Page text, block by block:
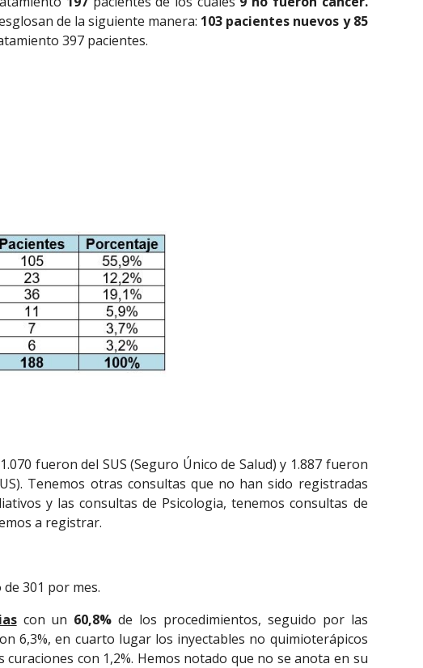
de la siguiente manera: 103 pacientes nuevos y 85
397 pacientes.
fueron del SUS (Seguro Único de Salud) y 1.887 fueron
Tenemos otras consultas que no han sido registradas
y las consultas de Psicologia, tenemos consultas de
a registrar.
301 por mes.
con un 60,8% de los procedimientos, seguido por las
6,3%, en cuarto lugar los inyectables no quimioterápicos
con 1,2%. Hemos notado que no se anota en su